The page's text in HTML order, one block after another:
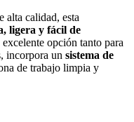
alta calidad, esta
ligera y fácil de
opción tanto para
incorpora un sistema de
de trabajo limpia y